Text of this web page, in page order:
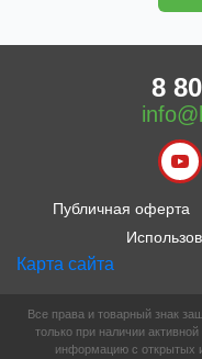
Публичная оферта
Карта сайта
8
Все права и товарный знак
только при наличии
информацию с открытых